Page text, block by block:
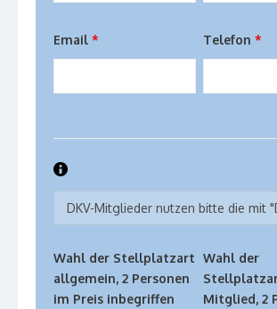
Email * Telefon*
Wahl der Stellplatzart
allgemein, 2 Personen
im Preis inbegriffen
Wahl der
Mitglied, 2